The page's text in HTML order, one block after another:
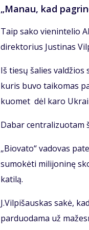
„Manau, kad
Taip sako vienintelio
direktorius Justinas
Iš tiesų šalies
kuris buvo taikomas
kuomet dėl karo
Dabar centralizuotam
„Biovato“ vadovas
sumokėti milijoninę
katilą.
J.Vilpišauskas sakė,
parduodama už